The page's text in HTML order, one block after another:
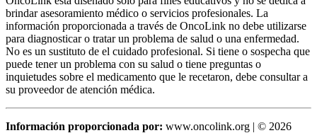
brindar asesoramiento médico o servicios profesionales. La
información proporcionada a través de OncoLink no debe utilizarse
para diagnosticar o tratar un problema de salud o una enfermedad.
No es un sustituto de el cuidado profesional. Si tiene o sospecha que
puede tener un problema con su salud o tiene preguntas o
inquietudes sobre el medicamento que le recetaron, debe consultar a
su proveedor de atención médica.
Información proporcionada por: www.oncolink.org | © 2026